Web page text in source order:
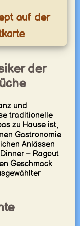
auf der
der
und
traditionelle
zu Hause ist,
Gastronomie
Anlässen
– Ragout
Geschmack